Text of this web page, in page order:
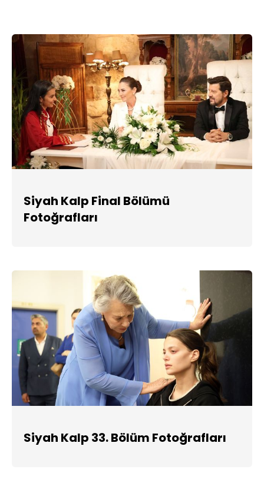
Siyah Kalp Final Bölümü
Fotoğrafları
Siyah Kalp 33. Bölüm Fotoğrafları